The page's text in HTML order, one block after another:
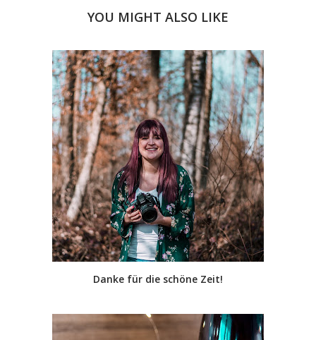
YOU MIGHT ALSO LIKE
Danke für die schöne Zeit!